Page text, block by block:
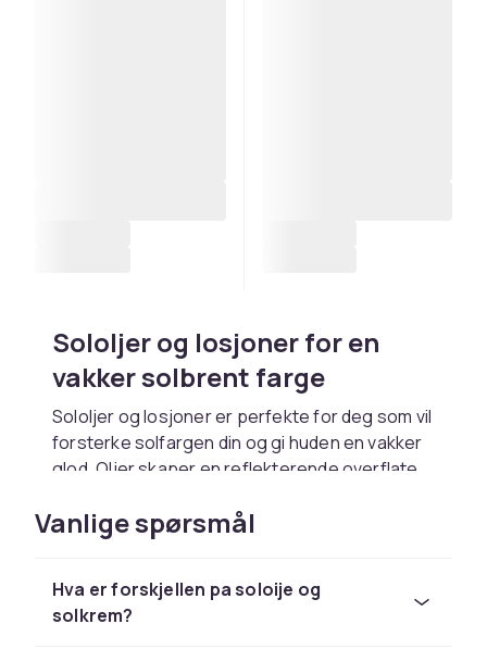
Sololjer og losjoner for en
vakker solbrent farge
Sololjer og losjoner er perfekte for deg som vil
forsterke solfargen din og gi huden en vakker
glod. Oljer skaper en reflekterende overflate
gir en jevn paforing og ofte inneholder
pleiende ingredienser. Mange produkter
og jojobaolje som naerer huden samtidig. Velg
produkter med SPF hvis du vil ha farge med
Vanlige spørsmål
Hva er forskjellen pa soloije og
solkrem?